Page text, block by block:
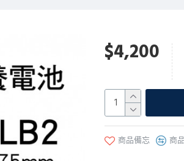
$4,200
商品備忘 商